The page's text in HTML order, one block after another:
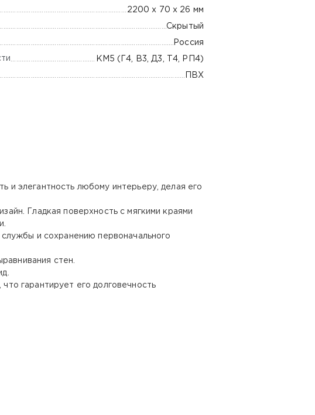
2200 х 70 х 26 мм
Скрытый
Россия
КМ5 (Г4, В3, Д3, Т4, РП4)
ПВХ
и элегантность любому интерьеру, делая его
Гладкая поверхность с мягкими краями
и сохранению первоначального
стен.
гарантирует его долговечность